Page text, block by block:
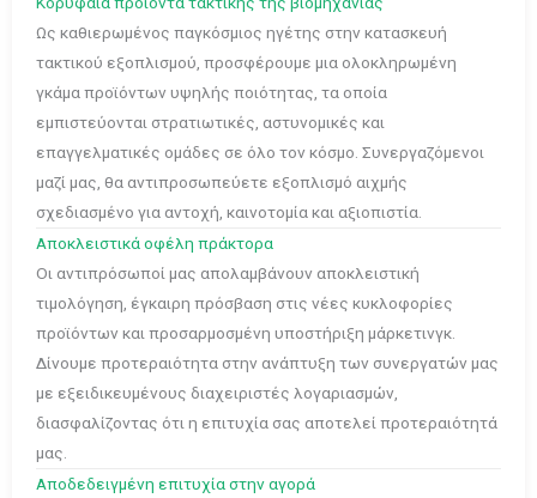
Ως καθιερωμένος παγκόσμιος ηγέτης στην κατασκευή
τακτικού εξοπλισμού, προσφέρουμε μια ολοκληρωμένη
γκάμα προϊόντων υψηλής ποιότητας, τα οποία
εμπιστεύονται στρατιωτικές, αστυνομικές και
επαγγελματικές ομάδες σε όλο τον κόσμο. Συνεργαζόμενοι
μαζί μας, θα αντιπροσωπεύετε εξοπλισμό αιχμής
σχεδιασμένο για αντοχή, καινοτομία και αξιοπιστία.
Αποκλειστικά οφέλη πράκτορα
Οι αντιπρόσωποί μας απολαμβάνουν αποκλειστική
τιμολόγηση, έγκαιρη πρόσβαση στις νέες κυκλοφορίες
προϊόντων και προσαρμοσμένη υποστήριξη μάρκετινγκ.
Δίνουμε προτεραιότητα στην ανάπτυξη των συνεργατών μας
με εξειδικευμένους διαχειριστές λογαριασμών,
διασφαλίζοντας ότι η επιτυχία σας αποτελεί προτεραιότητά
μας.
Αποδεδειγμένη επιτυχία στην αγορά